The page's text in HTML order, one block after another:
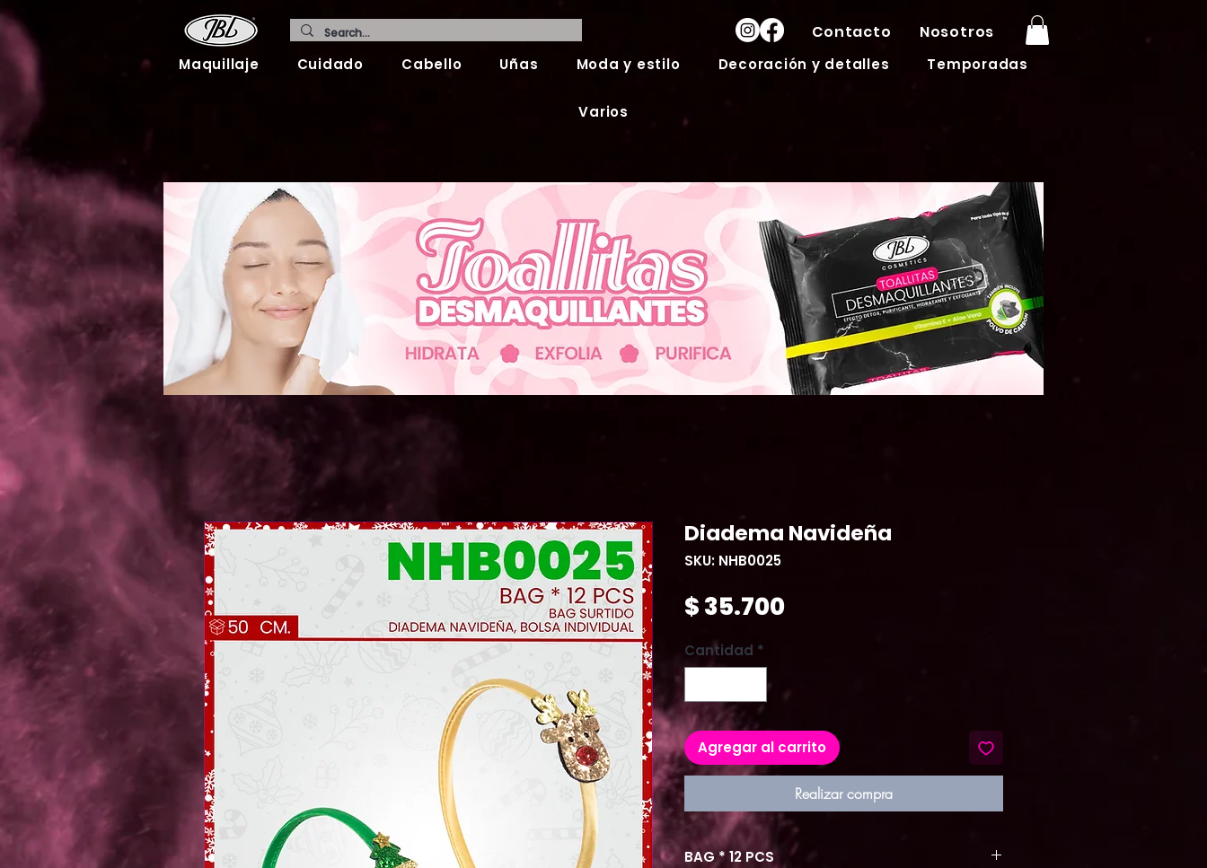
Contacto Nosotros
Maquillaje Cuidado Cabello Uñas Moda y estilo Decoración y detalles Temporadas
Varios
Diadema Navideña
SKU: NHB0025
$ 35.700Precio
Cantidad *
Agregar al carrito
Realizar compra
BAG * 12 PCS